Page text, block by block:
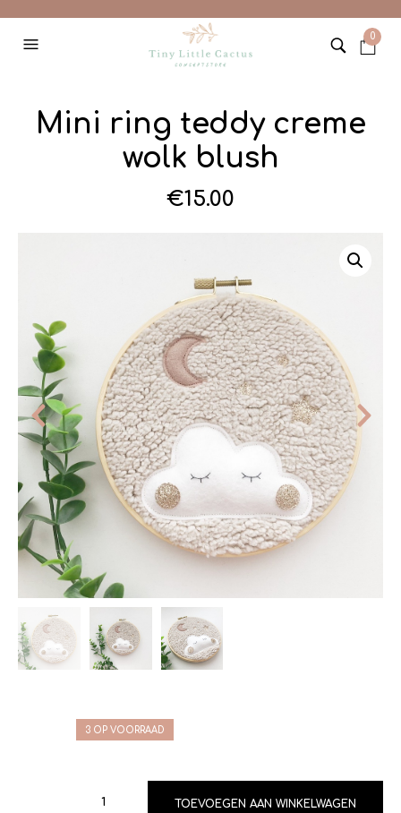
0
Mini ring teddy creme
wolk blush
€15.00
3 OP VOORRAAD
TOEVOEGEN AAN WINKELWAGEN